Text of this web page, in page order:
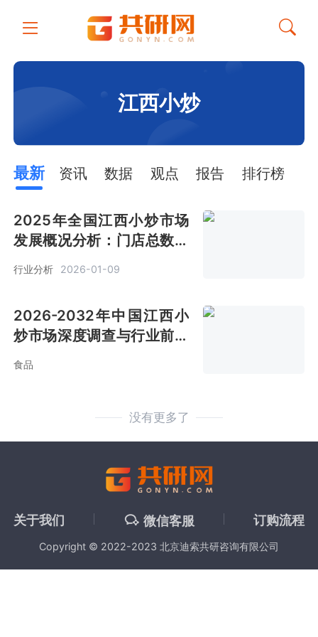
江西小炒
最新 资讯 数据 观点 报告 排行榜
2025年全国江西小炒市场
发展概况分析：门店总数超
2万家 5家及以下占比
97.5%[图]
行业分析 2026-01-09
2026-2032年中国江西小
炒市场深度调查与行业前景
预测报告
食品
没有更多了
关于我们 微信客服 订购流程
Copyright © 2022-2023 北京迪索共研咨询有限公司